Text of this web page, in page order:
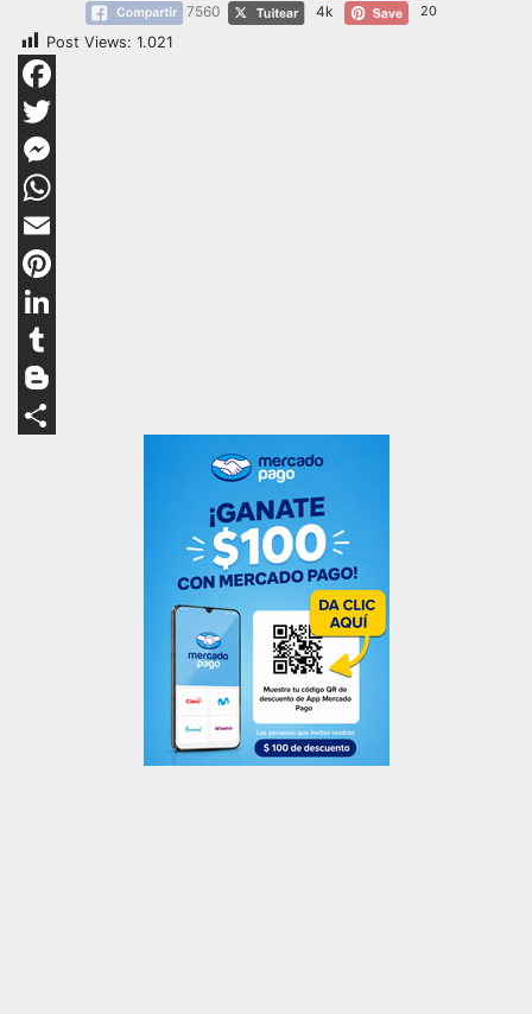
7560
4k 20
Post Views: 1.021
Facebook
Twitter
Messenger
WhatsApp
Email
Pinterest
LinkedIn
Tumblr
Blogger